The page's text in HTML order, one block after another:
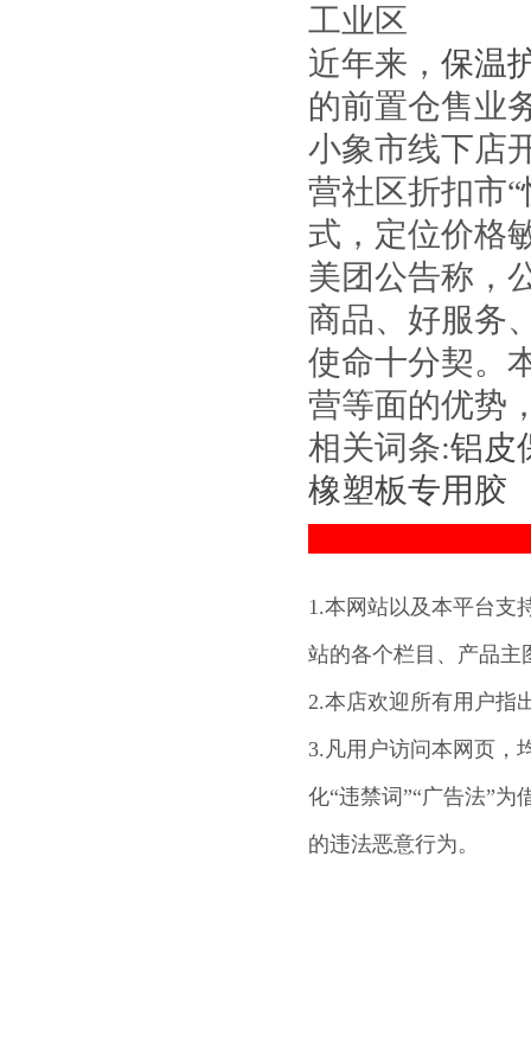
工业区
近年来， 保温
的前置仓售业
小象市线下店
营社区折扣市
式，定位价格
美团公告称，
商品、好服务
使命十分契。
营等面的优势
相关词条:铝皮
橡塑板专用胶
1.本网站以及本平台支
站的各个栏目、产品主
2.本店欢迎所有用户指
3.凡用户访问本网页，
化“违禁词”“广告法”
的违法恶意行为。